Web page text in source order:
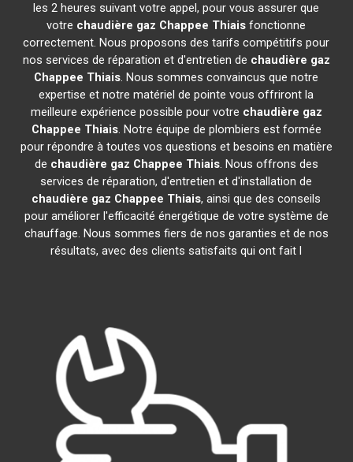
les 2 heures suivant votre appel, pour vous assurer que
votre chaudière gaz Chappee Thiais fonctionne
correctement. Nous proposons des tarifs compétitifs pour
nos services de réparation et d'entretien de chaudière gaz
Chappee Thiais. Nous sommes convaincus que notre
expertise et notre matériel de pointe vous offriront la
meilleure expérience possible pour votre chaudière gaz
Chappee Thiais. Notre équipe de plombiers est formée
pour répondre à toutes vos questions et besoins en matière
de chaudière gaz Chappee Thiais. Nous offrons des
services de réparation, d'entretien et d'installation de
chaudière gaz Chappee Thiais, ainsi que des conseils
pour améliorer l'efficacité énergétique de votre système de
chauffage. Nous sommes fiers de nos garanties et de nos
résultats, avec des clients satisfaits qui ont fait l